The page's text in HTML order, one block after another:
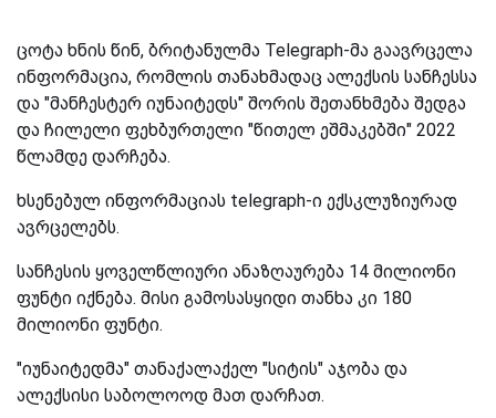
ცოტა ხნის წინ, ბრიტანულმა Telegraph-მა გაავრცელა
ინფორმაცია, რომლის თანახმადაც ალექსის სანჩესსა
და "მანჩესტერ იუნაიტედს" შორის შეთანხმება შედგა
და ჩილელი ფეხბურთელი "წითელ ეშმაკებში" 2022
წლამდე დარჩება.
ხსენებულ ინფორმაციას telegraph-ი ექსკლუზიურად
ავრცელებს.
სანჩესის ყოველწლიური ანაზღაურება 14 მილიონი
ფუნტი იქნება. მისი გამოსასყიდი თანხა კი 180
მილიონი ფუნტი.
"იუნაიტედმა" თანაქალაქელ "სიტის" აჯობა და
ალექსისი საბოლოოდ მათ დარჩათ.